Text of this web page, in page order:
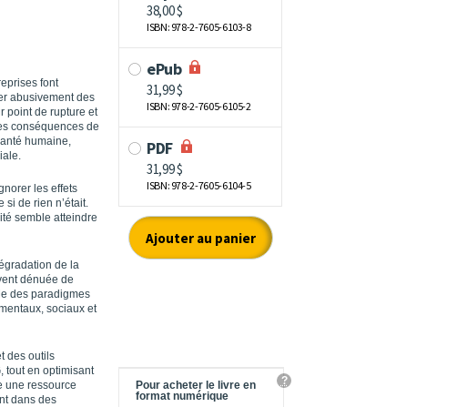
font
abusivement des
point de rupture et
conséquences de
humaine,
les effets
si de rien n’était.
semble atteindre
de la
dénuée de
des paradigmes
sociaux et
des outils
tout en optimisant
une ressource
dans des
Pour acheter le livre en
format numérique
?